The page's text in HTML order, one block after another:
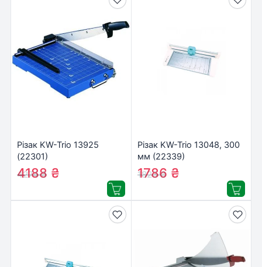
Різак KW-Trio 13925
(22301)
4274₴
4188 ₴
Різак KW-Trio 13048, 300
мм (22339)
1823₴
1786 ₴